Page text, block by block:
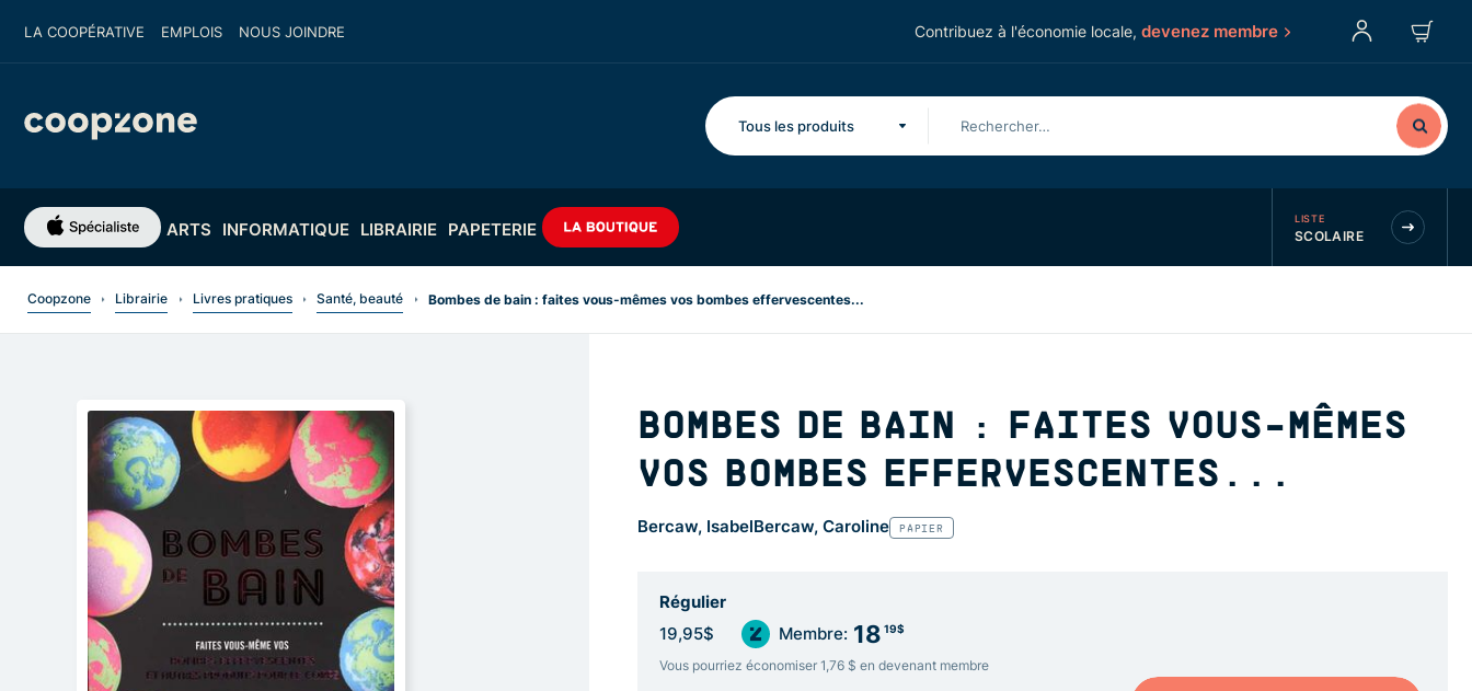
LA COOPÉRATIVE EMPLOIS NOUS JOINDRE Contribuez à l'économie locale, devenez membre
Tous les produits
ARTS INFORMATIQUE LIBRAIRIE PAPETERIE LISTE
SCOLAIRE
Coopzone Librairie Livres pratiques Santé, beauté Bombes de bain : faites vous-mêmes vos bombes effervescentes...
BOMBES DE BAIN : FAITES VOUS-MÊMES
VOS BOMBES EFFERVESCENTES...
Bercaw, IsabelBercaw, Caroline PAPIER
Régulier
19,95$ Membre: 18 19$
Vous pourriez économiser 1,76 $ en devenant membre